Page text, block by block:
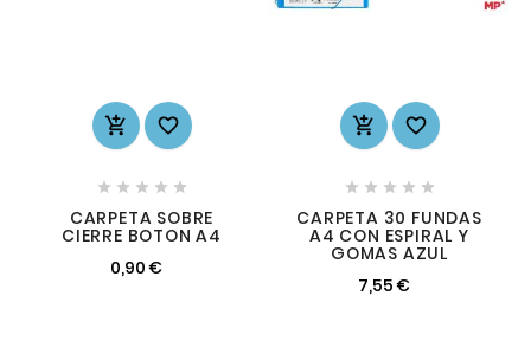
 
    
CARPETA SOBRE
CIERRE BOTON A4
0,90 €
 
    
CARPETA 30 FUNDAS
A4 CON ESPIRAL Y
GOMAS AZUL
7,55 €